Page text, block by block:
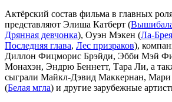
Актёрский состав фильма в главных
представляют Элиша Катберт (
Дрянная девчонка), Оуэн Мэкен (Ла-Брея
Последняя глава, Лес призраков),
Диллон Фицморис Брэйди, Эбби Мэй
Монахэн, Эндрю Беннетт, Тара Ли, а
сыграли Майкл-Дэвид Маккернан,
(Белая мгла) и другие зарубежные